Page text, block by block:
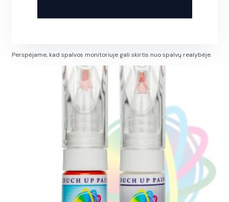
Perspėjame, kad spalvos monitoriuje gali skirtis nuo spalvų realybėje.